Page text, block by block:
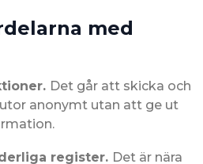
med
Det går att skicka och
anonymt utan att ge ut
register. Det är nära